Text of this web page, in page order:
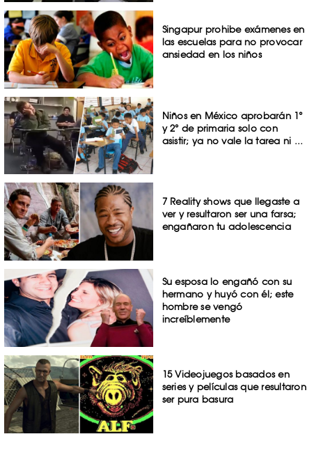
Singapur prohibe exámenes en
las escuelas para no provocar
ansiedad en los niños
Niños en México aprobarán 1°
y 2° de primaria solo con
asistir; ya no vale la tarea ni ...
7 Reality shows que llegaste a
ver y resultaron ser una farsa;
engañaron tu adolescencia
Su esposa lo engañó con su
hermano y huyó con él; este
hombre se vengó
increíblemente
15 Videojuegos basados en
series y películas que resultaron
ser pura basura